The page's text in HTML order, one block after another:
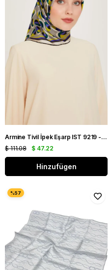
Armine Tivil İpek Eşarp IST 9219 - 82 Krem Karışık Desen
$ 47.22
$ 111.08
Hinzufügen